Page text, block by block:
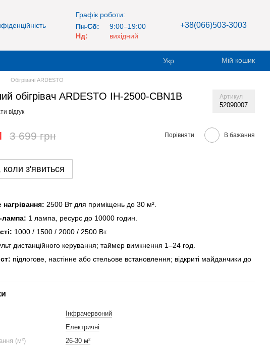
Графік роботи:
Пн-Сб:
9:00–19:00
Нд:
вихідний
+38(066)503-3003
Укр Мій кошик
Обігрівачі ARDESTO
обігрівач ARDESTO IH-2500-CBN1B Артикул
52090007
відгук
3 699 грн Порівняти В бажання
з'явиться
2500 Вт для приміщень до 30 м².
лампа: 1 лампа, ресурс до 10000 годин.
1000 / 1500 / 2000 / 2500 Вт.
дистанційного керування; таймер вимкнення 1–24 год.
підлогове, настінне або стельове встановлення; відкриті майданчики до
Інфрачервоний
Електричні
(м²)
26-30 м²